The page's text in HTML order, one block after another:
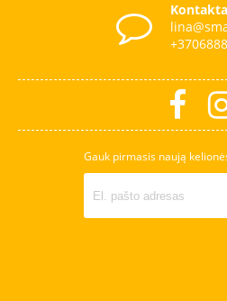
Gauk pirmasis naują